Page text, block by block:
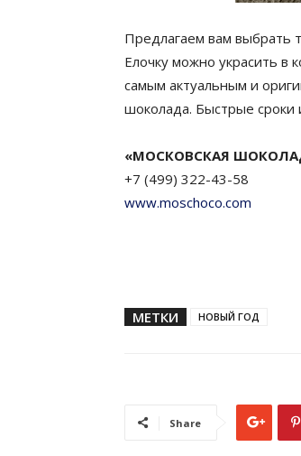
Предлагаем вам выбрать
Елочку можно украсить в
самым актуальным и
шоколада. Быстрые
«МОСКОВСКАЯ
+7 (499) 322-43-58
www.moschoco.com
МЕТКИ НОВЫЙ ГОД
Share